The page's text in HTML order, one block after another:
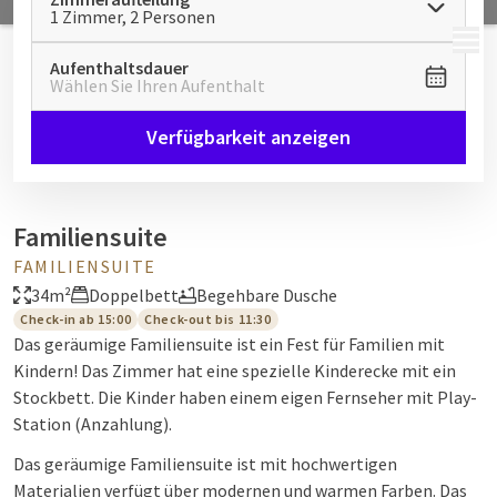
MENÜ
1 Zimmer, 2 Personen
Aufenthaltsdauer
Wählen Sie Ihren Aufenthalt
Verfügbarkeit anzeigen
Familiensuite
FAMILIENSUITE
34m²
Doppelbett Begehbare Dusche
Check-in ab 15:00 Check-out bis 11:30
Das geräumige Familiensuite ist ein Fest für Familien mit
Kindern! Das Zimmer hat eine spezielle Kinderecke mit ein
Stockbett. Die Kinder haben einem eigen Fernseher mit Play-
Station (Anzahlung).
Das geräumige Familiensuite ist mit hochwertigen
Materialien verfügt über modernen und warmen Farben. Das